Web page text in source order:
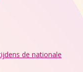
de nationale